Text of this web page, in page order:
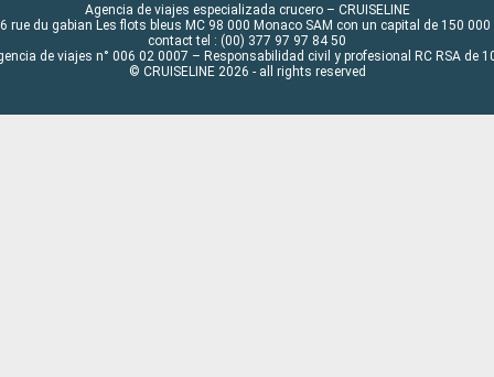
Agencia de viajes especializada crucero – CRUISELINE
rue du gabian Les flots bleus MC 98 000 Monaco SAM con un capital de 150 000
contact tel : (00) 377 97 97 84 50
de viajes n° 006 02 0007 – Responsabilidad civil y profesional RC RSA de
© CRUISELINE 2026 - all rights reserved